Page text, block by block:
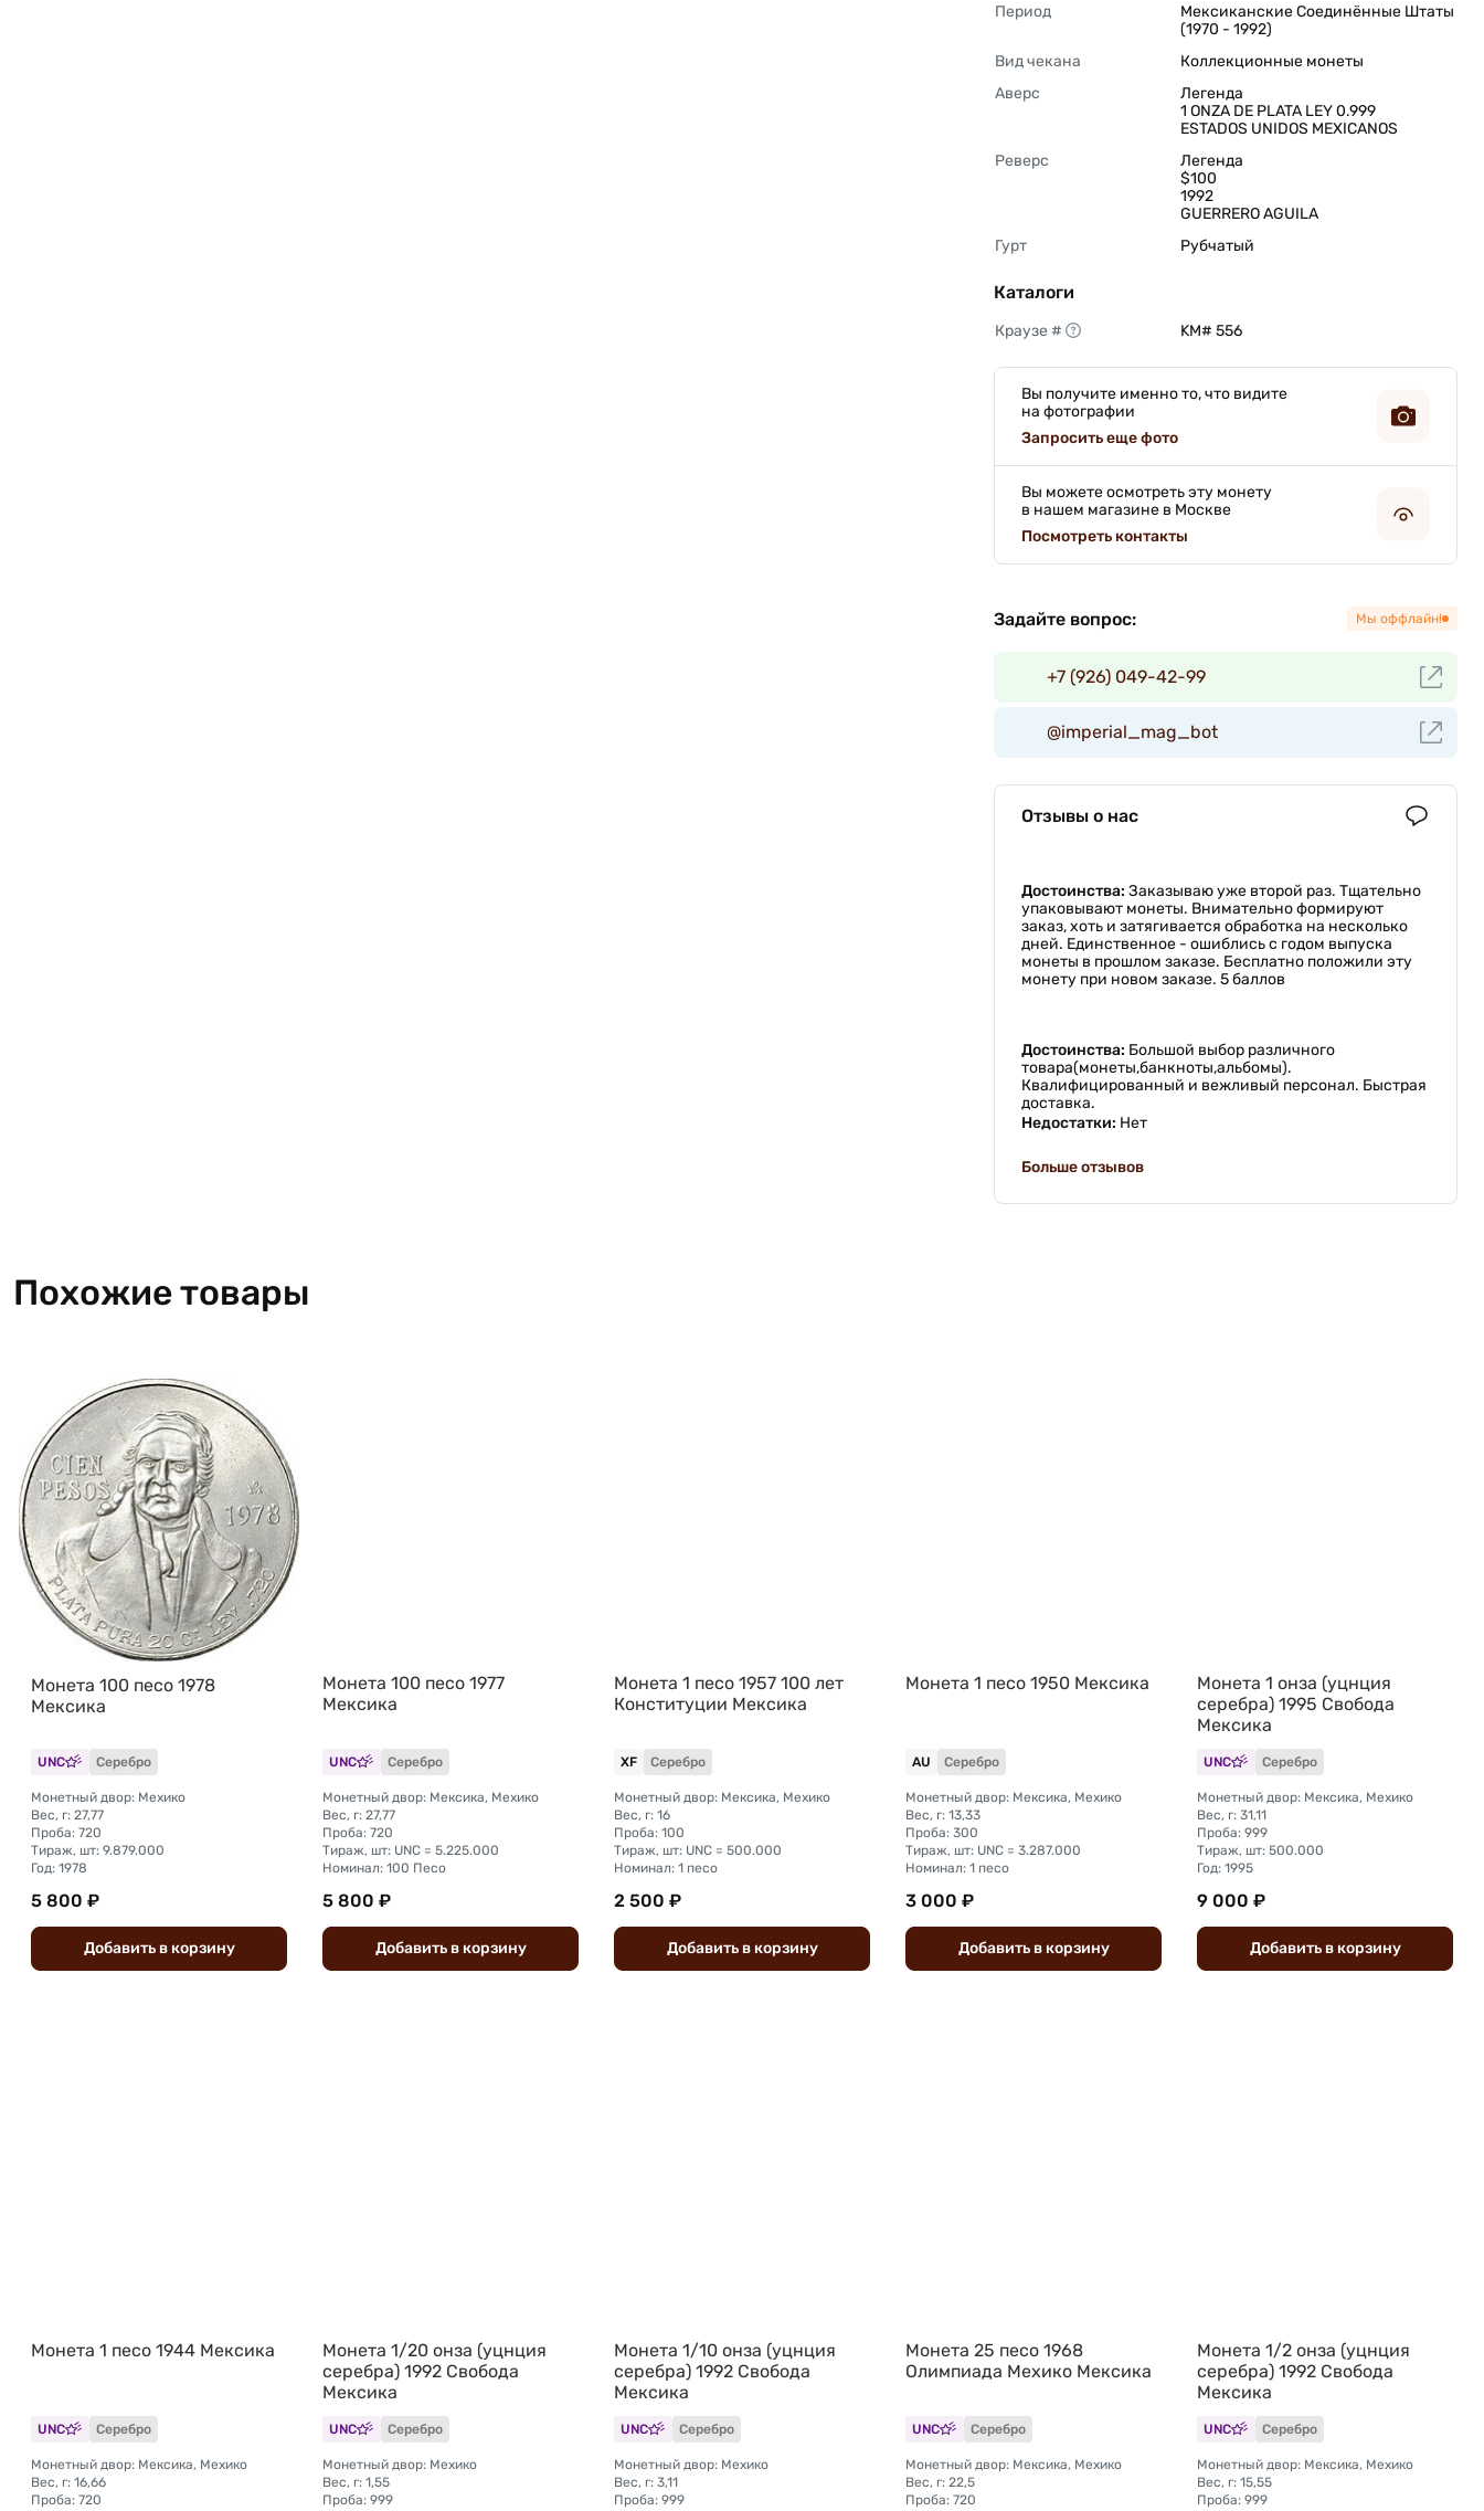
Период
Мексиканские Соединённые Штаты
(1970 - 1992)
Вид чекана
Коллекционные монеты
Аверс
Легенда
1 ONZA DE PLATA LEY 0.999
ESTADOS UNIDOS MEXICANOS
Реверс
Легенда
$100
1992
GUERRERO AGUILA
Гурт
Рубчатый
Каталоги
Краузе # KM# 556
Вы получите именно то, что видите
на фотографии
Запросить еще фото
Вы можете осмотреть эту монету
в нашем магазине в Москве
Посмотреть контакты
Задайте вопрос: Мы оффлайн!
+7 (926) 049-42-99
@imperial_mag_bot
Отзывы о нас
Достоинства: Заказываю уже второй раз. Тщательно
упаковывают монеты. Внимательно формируют
заказ, хоть и затягивается обработка на несколько
дней. Единственное - ошиблись с годом выпуска
монеты в прошлом заказе. Бесплатно положили эту
монету при новом заказе. 5 баллов
Достоинства: Большой выбор различного
товара(монеты,банкноты,альбомы).
Квалифицированный и вежливый персонал. Быстрая
доставка.
Недостатки: Нет
Больше отзывов
Похожие товары
Монета 100 песо 1978
Мексика
UNC Серебро
Монетный двор: Мехико
Вес, г: 27,77
Проба: 720
Тираж, шт: 9.879.000
Год: 1978
5 800 ₽
Добавить вкорзину
Монета 100 песо 1977
Мексика
UNC Серебро
Монетный двор: Мексика, Мехико
Вес, г: 27,77
Проба: 720
Тираж, шт: UNC = 5.225.000
Номинал: 100 Песо
5 800 ₽
Добавить вкорзину
Монета 1 песо 1957 100 лет
Конституции Мексика
XF Серебро
Монетный двор: Мексика, Мехико
Вес, г: 16
Проба: 100
Тираж, шт: UNC = 500.000
Номинал: 1 песо
2 500 ₽
Добавить вкорзину
Монета 1 песо 1950 Мексика
AU Серебро
Монетный двор: Мексика, Мехико
Вес, г: 13,33
Проба: 300
Тираж, шт: UNC = 3.287.000
Номинал: 1 песо
3 000 ₽
Добавить вкорзину
Монета 1 онза (уцнция
серебра) 1995 Свобода
Мексика
UNC Серебро
Монетный двор: Мексика, Мехико
Вес, г: 31,11
Проба: 999
Тираж, шт: 500.000
Год: 1995
9 000 ₽
Добавить вкорзину
Монета 1 песо 1944 Мексика
UNC Серебро
Монетный двор: Мексика, Мехико
Вес, г: 16,66
Проба: 720
Монета 1/20 онза (уцнция
серебра) 1992 Свобода
Мексика
UNC Серебро
Монетный двор: Мехико
Вес, г: 1,55
Проба: 999
Монета 1/10 онза (уцнция
серебра) 1992 Свобода
Мексика
UNC Серебро
Монетный двор: Мехико
Вес, г: 3,11
Проба: 999
Монета 25 песо 1968
Олимпиада Мехико Мексика
UNC Серебро
Монетный двор: Мексика, Мехико
Вес, г: 22,5
Проба: 720
Монета 1/2 онза (уцнция
серебра) 1992 Свобода
Мексика
UNC Серебро
Монетный двор: Мексика, Мехико
Вес, г: 15,55
Проба: 999